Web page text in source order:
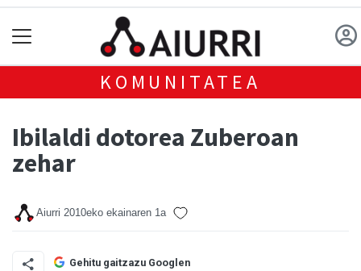
KOMUNITATEA
Ibilaldi dotorea Zuberoan
zehar
Aiurri 2010eko ekainaren 1a
Gehitu gaitzazu Googlen